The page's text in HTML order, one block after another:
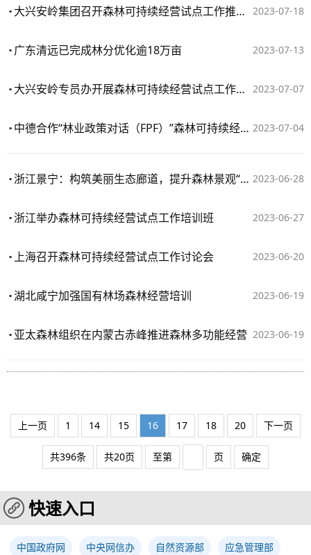
2023-07-18
大兴安岭集团召开森林可持续经营试点工作推进座谈会
2023-07-13
广东清远已完成林分优化逾18万亩
2023-07-07
大兴安岭专员办开展森林可持续经营试点工作调研
2023-07-04
中德合作“林业政策对话（FPF）”森林可持续经营研讨会在山西举行
2023-06-28
浙江景宁：构筑美丽生态廊道，提升森林景观“颜值”
2023-06-27
浙江举办森林可持续经营试点工作培训班
2023-06-20
上海召开森林可持续经营试点工作讨论会
2023-06-19
湖北咸宁加强国有林场森林经营培训
2023-06-19
亚太森林组织在内蒙古赤峰推进森林多功能经营
上一页 1 14 15 16 17 18 20 下一页
共396条 共20页 至第 页 确定
快速入口
中国政府网 中央网信办 自然资源部 应急管理部